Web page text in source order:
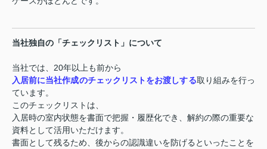
当社独自の「チェックリスト」について
当社では、20年以上も前から
入居前に当社作成のチェックリストをお渡しする取り組みを行っ
ています。
このチェックリストは、
入居時の室内状態を書面で把握・履歴化でき、解約の際の重要な
資料として活用いただけます。
書面として残るため、後からの認識違いを防げるといったことを